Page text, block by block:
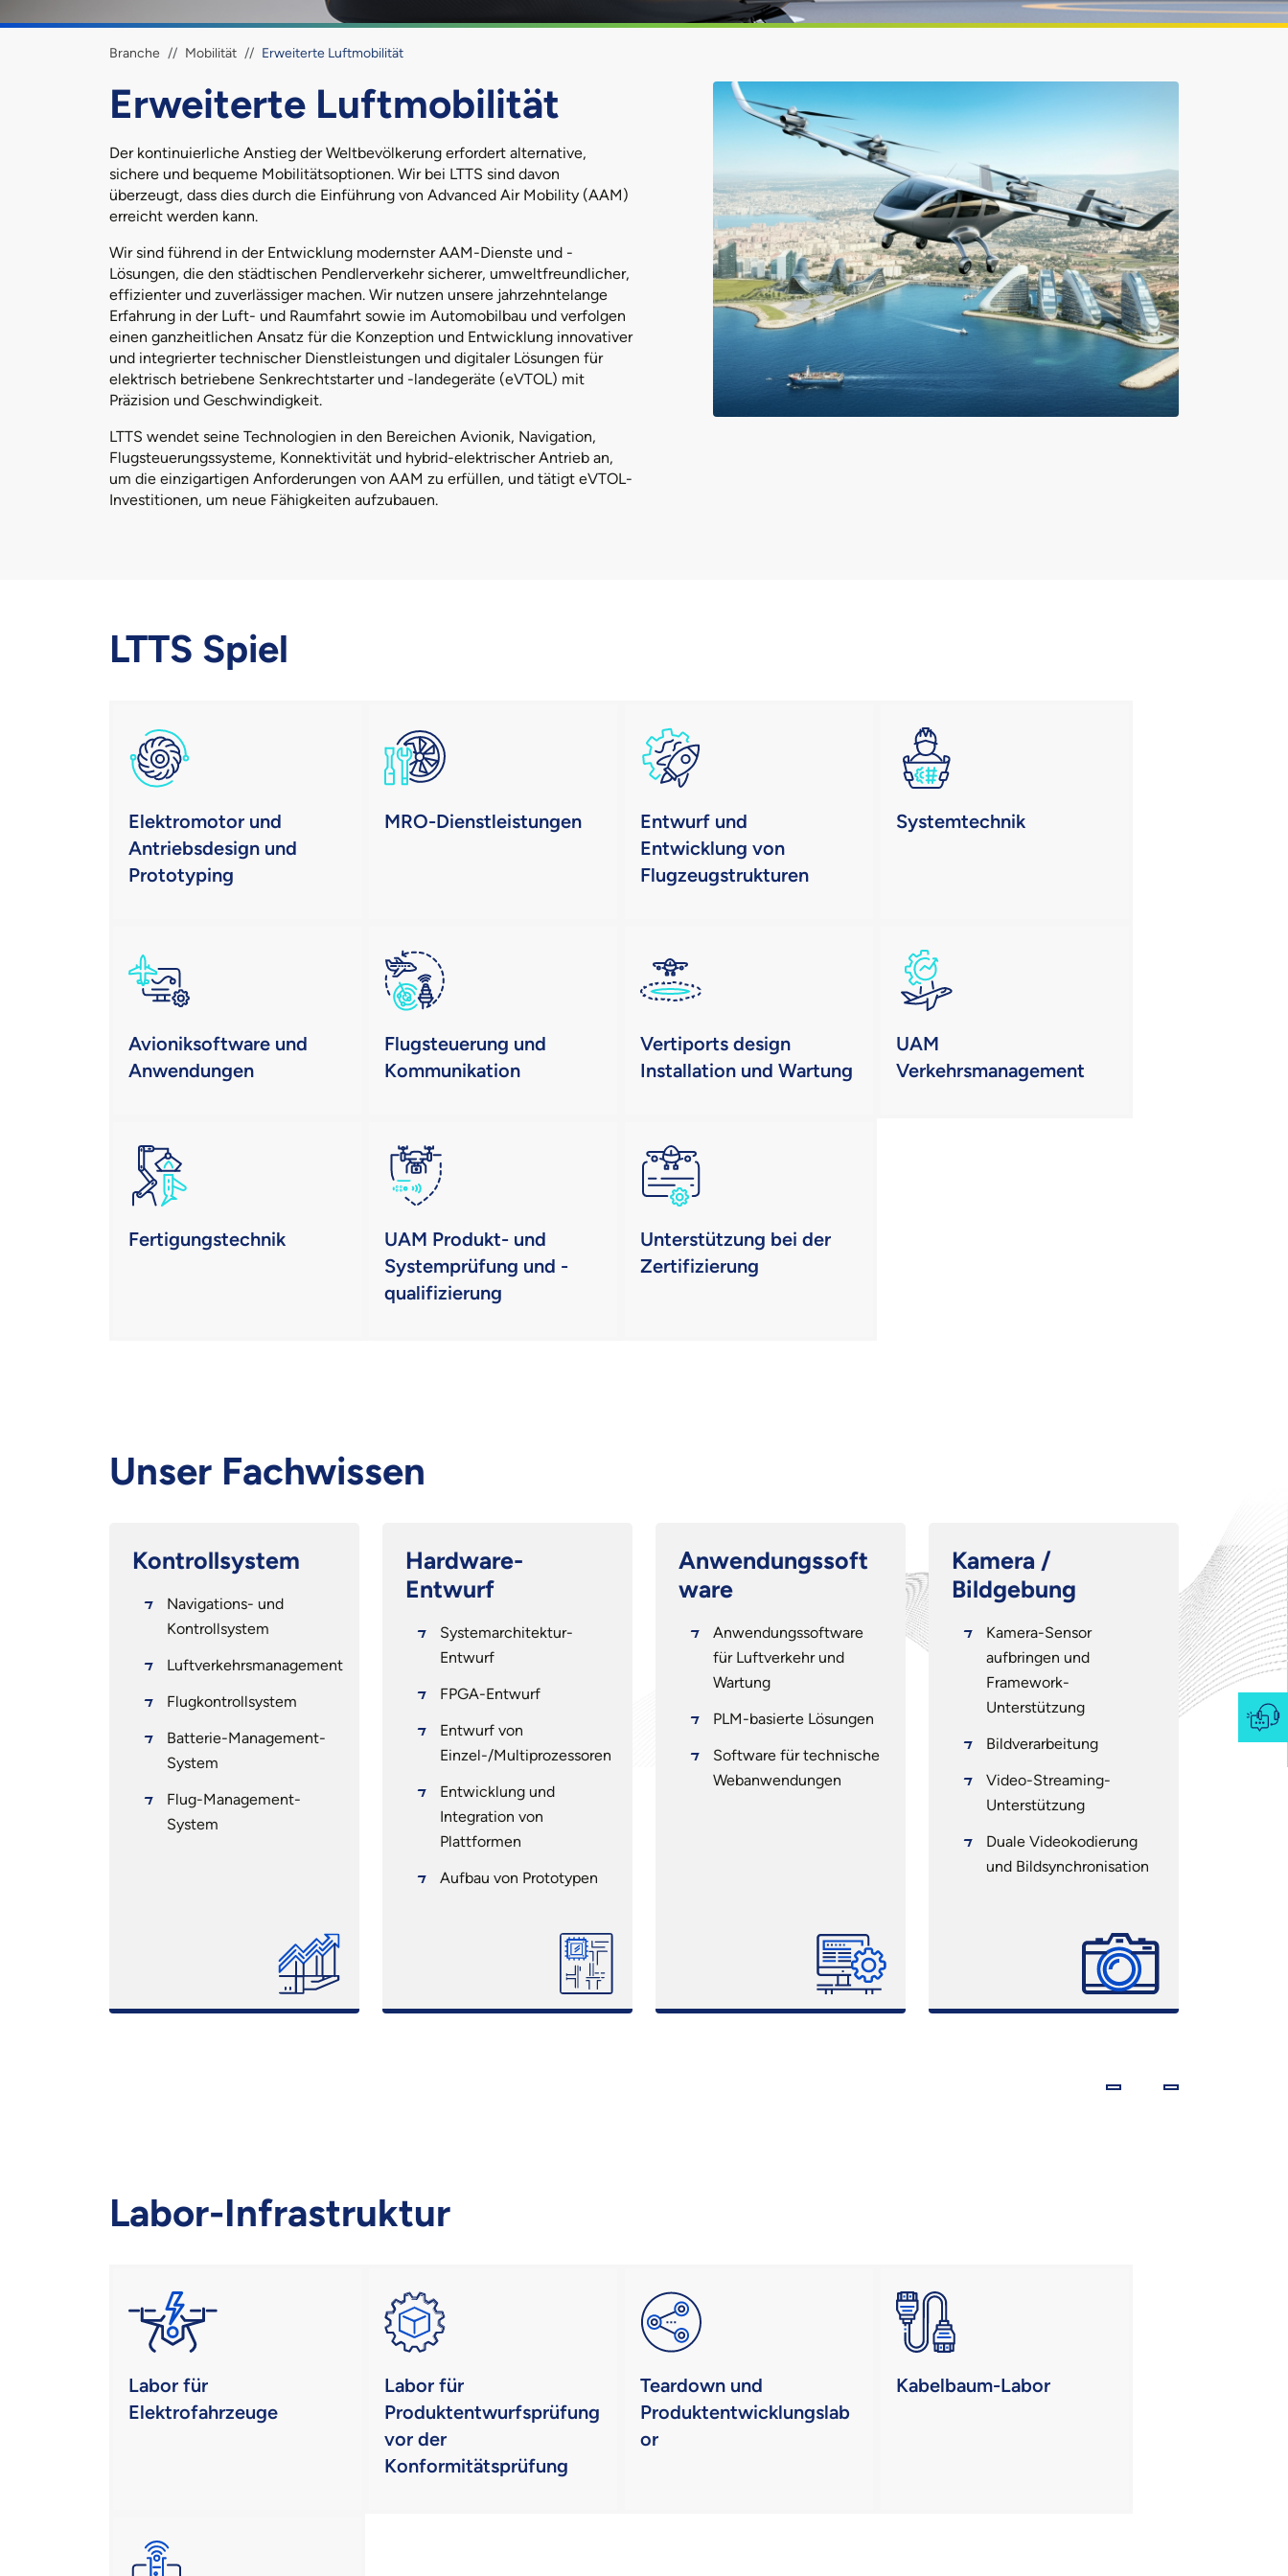
Brotkrümel
Branche Mobilität Erweiterte Luftmobilität
Erweiterte Luftmobilität
Der kontinuierliche Anstieg der Weltbevölkerung erfordert alternative,
sichere und bequeme Mobilitätsoptionen. Wir bei LTTS sind davon
überzeugt, dass dies durch die Einführung von Advanced Air Mobility (AAM)
erreicht werden kann.
Wir sind führend in der Entwicklung modernster AAM-Dienste und -
Lösungen, die den städtischen Pendlerverkehr sicherer, umweltfreundlicher,
effizienter und zuverlässiger machen. Wir nutzen unsere jahrzehntelange
Erfahrung in der Luft- und Raumfahrt sowie im Automobilbau und verfolgen
einen ganzheitlichen Ansatz für die Konzeption und Entwicklung innovativer
und integrierter technischer Dienstleistungen und digitaler Lösungen für
elektrisch betriebene Senkrechtstarter und -landegeräte (eVTOL) mit
Präzision und Geschwindigkeit.
LTTS wendet seine Technologien in den Bereichen Avionik, Navigation,
Flugsteuerungssysteme, Konnektivität und hybrid-elektrischer Antrieb an,
um die einzigartigen Anforderungen von AAM zu erfüllen, und tätigt eVTOL-
Investitionen, um neue Fähigkeiten aufzubauen.
LTTS Spiel
Elektromotor und
Antriebsdesign und
Prototyping
MRO-Dienstleistungen
Entwurf und
Entwicklung von
Flugzeugstrukturen
Systemtechnik
Avioniksoftware und
Anwendungen
Flugsteuerung und
Kommunikation
Vertiports design
Installation und Wartung
UAM
Verkehrsmanagement
Fertigungstechnik
UAM Produkt- und
Systemprüfung und -
qualifizierung
Unterstützung bei der
Zertifizierung
Unser Fachwissen
Kontrollsystem
Navigations- und
Kontrollsystem
Luftverkehrsmanagement
Flugkontrollsystem
Batterie-Management-
System
Flug-Management-
System
Hardware-
Entwurf
Systemarchitektur-
Entwurf
FPGA-Entwurf
Entwurf von
Einzel-/Multiprozessoren
Entwicklung und
Integration von
Plattformen
Aufbau von Prototypen
Anwendungssoft
ware
Anwendungssoftware
für Luftverkehr und
Wartung
PLM-basierte Lösungen
Software für technische
Webanwendungen
Kamera /
Bildgebung
Kamera-Sensor
aufbringen und
Framework-
Unterstützung
Bildverarbeitung
Video-Streaming-
Unterstützung
Duale Videokodierung
und Bildsynchronisation
Labor-Infrastruktur
Labor für
Elektrofahrzeuge
Labor für
Produktentwurfsprüfung
vor der
Konformitätsprüfung
Teardown und
Produktentwicklungslab
or
Kabelbaum-Labor